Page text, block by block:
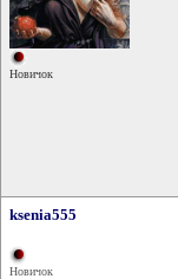
Новичок
ksenia555
Новичок